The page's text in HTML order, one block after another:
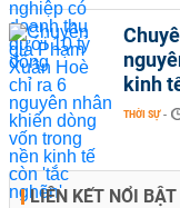
kinh
THỜI SỰ -
LIÊN KẾT NỔI BẬT